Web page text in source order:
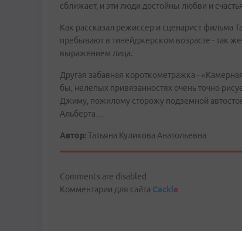
сближает, и эти люди достойны любви и
Как рассказал режиссер и сценарист фильма
пребывают в тинейджерском возрасте - так
выражением лица.
Другая забавная короткометражка -
бы, нелепых привязанностях очень точно
Джиму, пожилому сторожу подземной
Альберта…
Автор:Татьяна Куликова Анатольевна
Comments are disabled
Комментарии для сайта Cackle